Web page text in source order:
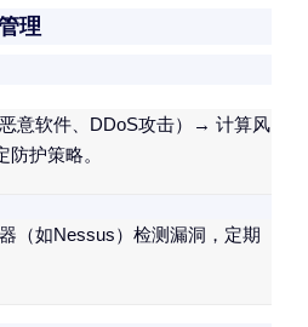
理
恶意软件、DDoS攻击）→ 计算风
护策略。
（如Nessus）检测漏洞，定期